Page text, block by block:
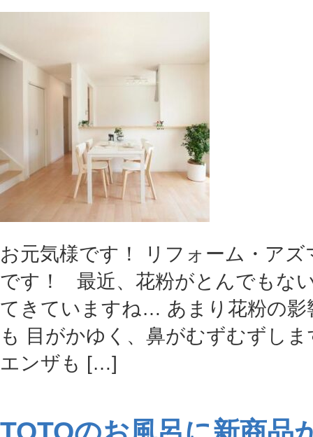
お元気様です！ リフォーム・アズ
です！ 最近、花粉がとんでもな
てきていますね… あまり花粉の影
も 目がかゆく、鼻がむずむずしま
エンザも […]